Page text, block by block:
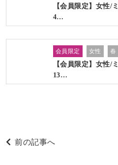
【会員限定】女性/
4…
会員限定 女性 春
【会員限定】女性/
13…
前の記事へ